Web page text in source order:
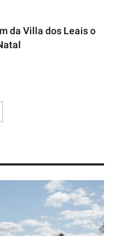
da Villa dos Leais o